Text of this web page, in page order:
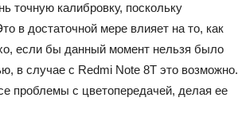
точную калибровку, поскольку
в достаточной мере влияет на то, как
если бы данный момент нельзя было
в случае с Redmi Note 8T это возможно.
проблемы с цветопередачей, делая ее